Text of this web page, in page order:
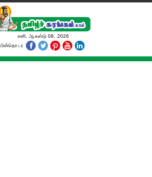
சனி, ஆகஸ்டு 08, 2026
பின்தொடர